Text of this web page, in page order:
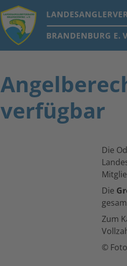
verfügbar
Die
Die
Zum
©